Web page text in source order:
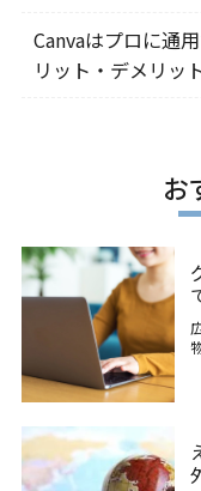
Canvaはプロに通
リット・デメリッ
お